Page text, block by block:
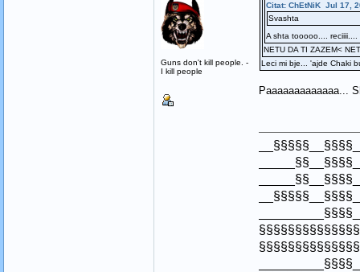
Guns don't kill people. -
I kill people
Citat: ChEtNiK Jul 17,
Svashta
A shta tooooo....
NETU DA TI ZAZEM<
Leci mi bje... 'ajde Chaki
Paaaaaaaaaaaaa...